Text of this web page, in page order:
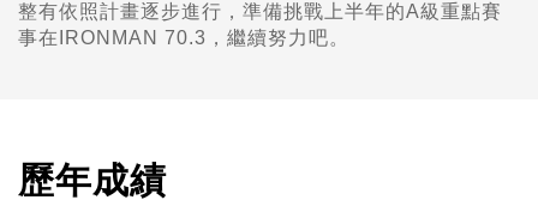
整有依照計畫逐步進行，準備挑戰上半年的A級重點賽
事在IRONMAN 70.3，繼續努力吧。
歷年成績